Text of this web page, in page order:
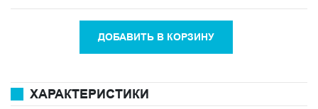
ДОБАВИТЬ В КОРЗИНУ
ХАРАКТЕРИСТИКИ